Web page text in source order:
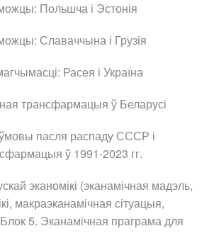
Польшча і Эстонія
Славаччына і Грузія
Расея і Україна
трансфармацыя ў Беларусі
пасля распаду СССР і
ў 1991-2023 гг.
эканомікі (эканамічная мадэль,
макраэканамічная сітуацыя,
5. Эканамічная праграма для